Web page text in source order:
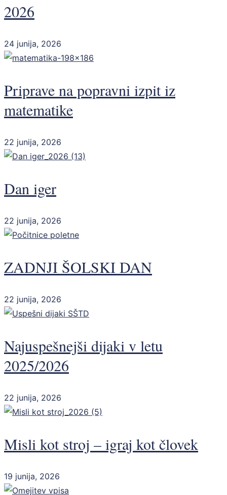
2026
24 junija, 2026
Priprave na popravni izpit iz
matematike
22 junija, 2026
Dan iger
22 junija, 2026
ZADNJI ŠOLSKI DAN
22 junija, 2026
Najuspešnejši dijaki v letu
2025/2026
22 junija, 2026
Misli kot stroj – igraj kot človek
19 junija, 2026